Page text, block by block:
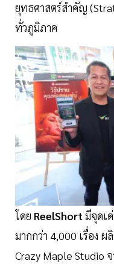
ยุทธศาสตร์สำคัญ
ทั่วภูมิภาค
โดย ReelShortมีจุดเ
มากกว่า 4,000 เรื่อง
Crazy Maple Studio